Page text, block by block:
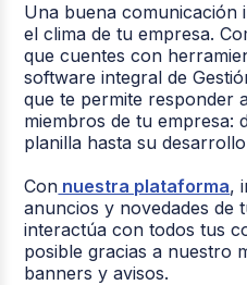
Una buena comunicación
el clima de tu empresa.
que cuentes con
software integral de
que te permite responder
miembros de tu empresa:
planilla hasta su
Con nuestra plataforma,
anuncios y novedades de
interactúa con todos tus
posible gracias a nuestro
banners y avisos.